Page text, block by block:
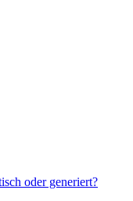
oder generiert?